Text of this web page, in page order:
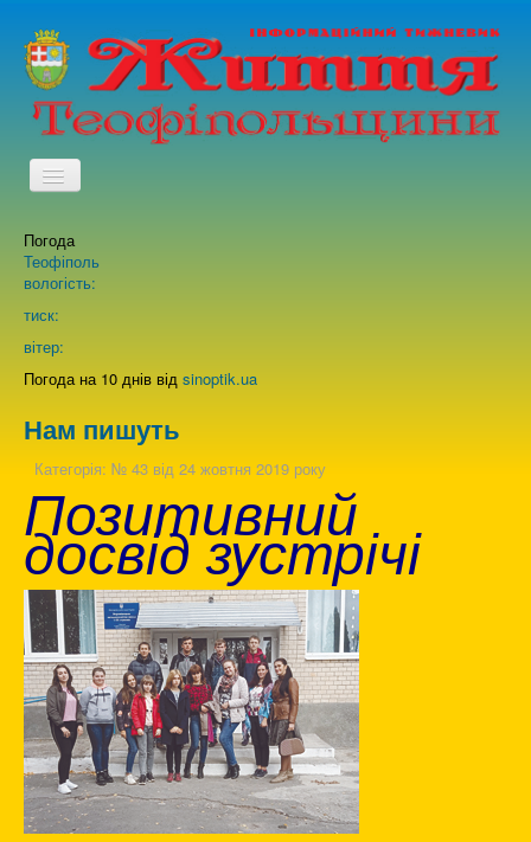
TPL_PROTOSTAR_TOGGLE_MENU
Про нас
Погода
Теофіполь
вологість:
тиск:
вітер:
Погода на 10 днів від sinoptik.ua
Нам пишуть
Категорія: № 43 від 24 жовтня 2019 року
Позитивний
досвід зустрічі